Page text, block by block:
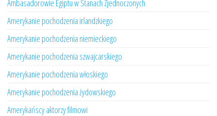
Ambasadorowie Egiptu w Stanach Zjednoczonych
Amerykanie pochodzenia irlandzkiego
Amerykanie pochodzenia niemieckiego
Amerykanie pochodzenia szwajcarskiego
Amerykanie pochodzenia włoskiego
Amerykanie pochodzenia żydowskiego
Amerykańscy aktorzy filmowi